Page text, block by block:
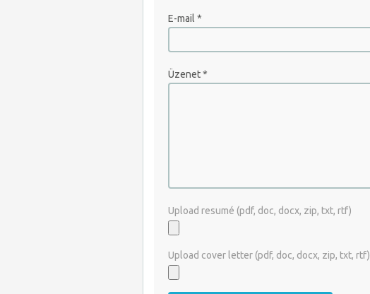
E-mail *
Üzenet*
Upload resumé (pdf, doc, docx, zip, txt, rtf)
Upload cover letter (pdf, doc, docx, zip, txt, rtf)